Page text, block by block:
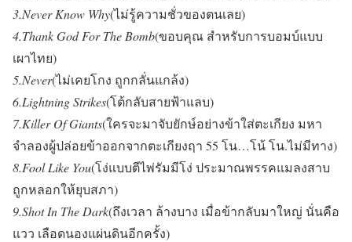
3.Never Know Why(ไม่รู้ความชั่วของตนเลย)
4.Thank God For The Bomb(ขอบคุณ สำหรับการบอมบ์แบบ
เผาไทย)
5.Never(ไม่เคยโกง ถูกกลั่นแกล้ง)
6.Lightning Strikes(โต้กลับสายฟ้าแลบ)
7.Killer Of Giants(ใครจะมาจับยักษ์อย่างข้าใส่ตะเกียง มหา
จำลองผู้ปล่อยข้าออกจากตะเกียงฤา 55 โน…โน้ โน.ไม่มีทาง)
8.Fool Like You(โง่แบบตีไพ่รัมมีโง่ ประมาณพรรคแมลงสาบ
ถูกหลอกให้ยุบสภา)
9.Shot In The Dark(ถึงเวลา ล้างบาง เมื่อข้ากลับมาใหญ่ นั่นคือ
แวว เลือดนองแผ่นดินอีกครั้ง)